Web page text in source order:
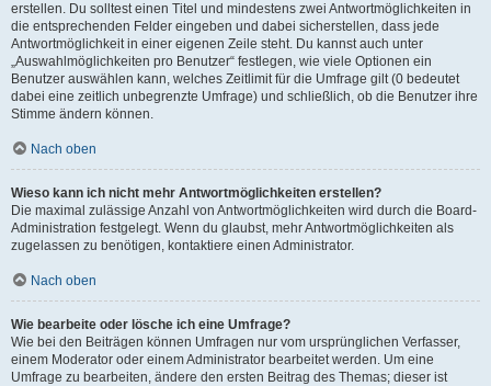
erstellen. Du solltest einen Titel und mindestens zwei Antwortmöglichkeiten in
die entsprechenden Felder eingeben und dabei sicherstellen, dass jede
Antwortmöglichkeit in einer eigenen Zeile steht. Du kannst auch unter
„Auswahlmöglichkeiten pro Benutzer“ festlegen, wie viele Optionen ein
Benutzer auswählen kann, welches Zeitlimit für die Umfrage gilt (0 bedeutet
dabei eine zeitlich unbegrenzte Umfrage) und schließlich, ob die Benutzer ihre
Stimme ändern können.
Nach oben
Wieso kann ich nicht mehr Antwortmöglichkeiten erstellen?
Die maximal zulässige Anzahl von Antwortmöglichkeiten wird durch die Board-
Administration festgelegt. Wenn du glaubst, mehr Antwortmöglichkeiten als
zugelassen zu benötigen, kontaktiere einen Administrator.
Nach oben
Wie bearbeite oder lösche ich eine Umfrage?
Wie bei den Beiträgen können Umfragen nur vom ursprünglichen Verfasser,
einem Moderator oder einem Administrator bearbeitet werden. Um eine
Umfrage zu bearbeiten, ändere den ersten Beitrag des Themas; dieser ist